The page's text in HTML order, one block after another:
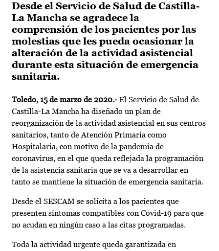
Desde el Servicio de Salud de Castilla-
La Mancha se agradece la
comprensión de los pacientes por las
molestias que les pueda ocasionar la
alteración de la actividad asistencial
durante esta situación de emergencia
sanitaria.
Toledo, 15 de marzo de 2020.- El Servicio de Salud de
Castilla-La Mancha ha diseñado un plan de
reorganización de la actividad asistencial en sus centros
sanitarios, tanto de Atención Primaria como
Hospitalaria, con motivo de la pandemia de
coronavirus, en el que queda reflejada la programación
de la asistencia sanitaria que se va a desarrollar en
tanto se mantiene la situación de emergencia sanitaria.
Desde el SESCAM se solicita a los pacientes que
presenten síntomas compatibles con Covid-19 para que
no acudan en ningún caso a las citas programadas.
Toda la actividad urgente queda garantizada en